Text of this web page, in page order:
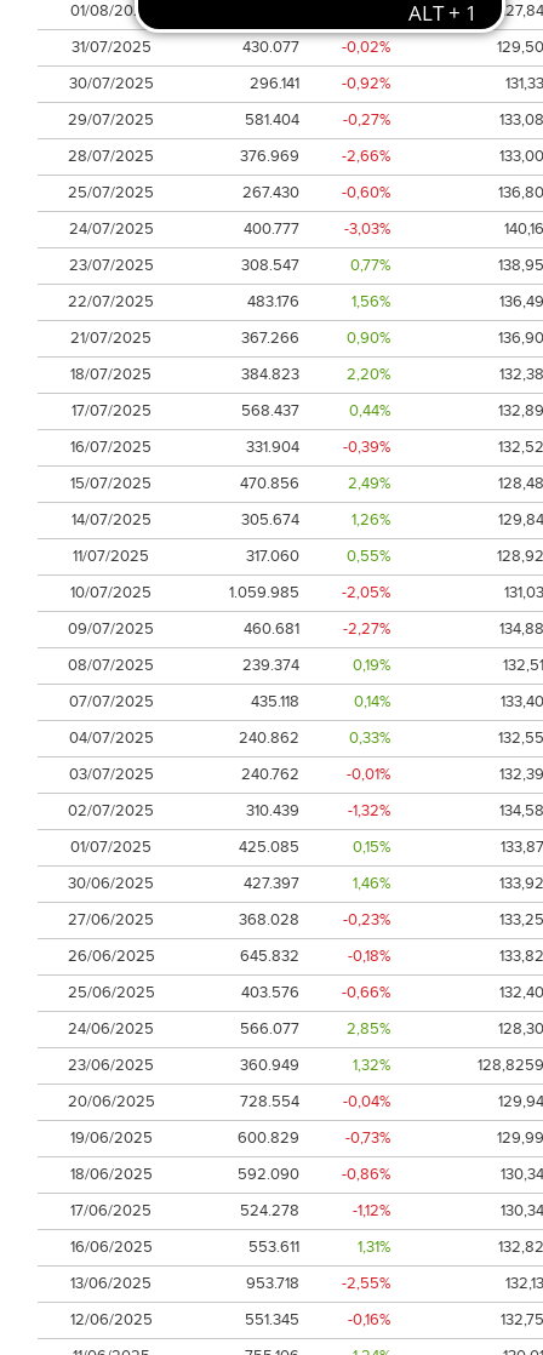
01/08/2025
127,84
31/07/2025
430.077 -0,02%
129,50
30/07/2025
296.141 -0,92%
131,33
29/07/2025
581.404 -0,27%
133,08
28/07/2025
376.969 -2,66%
133,00
25/07/2025
267.430 -0,60%
136,80
24/07/2025
400.777 -3,03%
140,16
23/07/2025
308.547 0,77%
138,95
22/07/2025
483.176 1,56%
136,49
21/07/2025
367.266 0,90%
136,90
18/07/2025
384.823 2,20%
132,38
17/07/2025
568.437 0,44%
132,89
16/07/2025
331.904 -0,39%
132,52
15/07/2025
470.856 2,49%
128,48
14/07/2025
305.674 1,26%
129,84
11/07/2025
317.060 0,55%
128,92
10/07/2025
1.059.985 -2,05%
131,03
09/07/2025
460.681 -2,27%
134,88
08/07/2025
239.374 0,19%
132,51
07/07/2025
435.118 0,14%
133,40
04/07/2025
240.862 0,33%
132,55
03/07/2025
240.762 -0,01%
132,39
02/07/2025
310.439 -1,32%
134,58
01/07/2025
425.085 0,15%
133,87
30/06/2025
427.397 1,46%
133,92
27/06/2025
368.028 -0,23%
133,25
26/06/2025
645.832 -0,18%
133,82
25/06/2025
403.576 -0,66%
132,40
24/06/2025
566.077 2,85%
128,30
23/06/2025
360.949 1,32%
128,8259
20/06/2025
728.554 -0,04%
129,94
19/06/2025
600.829 -0,73%
129,99
18/06/2025
592.090 -0,86%
130,34
17/06/2025
524.278 -1,12%
130,34
16/06/2025
553.611 1,31%
132,82
13/06/2025
953.718 -2,55%
132,13
12/06/2025
551.345 -0,16%
132,75